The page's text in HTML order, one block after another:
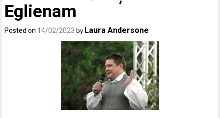
Eglienam
Posted on 14/02/2023 by Laura Andersone